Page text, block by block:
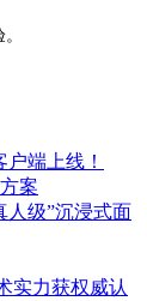
端上线！
案
人级”沉浸式面
实力获权威认